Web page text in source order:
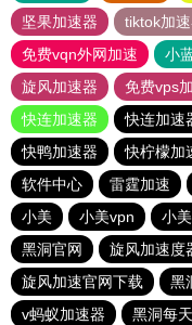
坚果加速器
tiktok加
免费vqn外网加速
小
旋风加速器
免费vps
快连加速器
快连加速
快鸭加速器
快柠檬加
软件中心
雷霆加速
小美
小美vpn 小
黑洞官网
旋风加速度
旋风加速官网下载
黑
v蚂蚁加速器
黑洞每